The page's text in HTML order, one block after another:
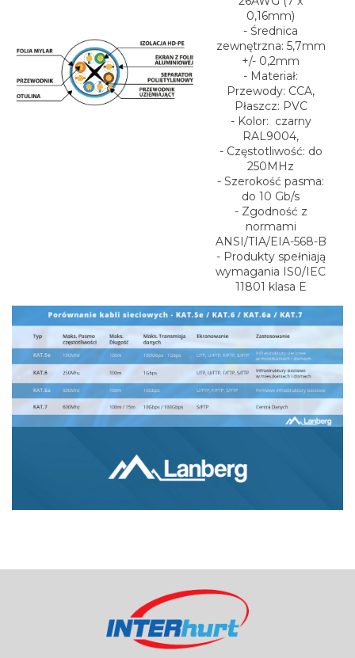
0,16mm)
- Średnica
zewnętrzna: 5,7mm
+/- 0,2mm
- Materiał:
Przewody: CCA,
Płaszcz: PVC
- Kolor: czarny
RAL9004,
- Częstotliwość: do
250MHz
- Szerokość pasma:
do 10 Gb/s
- Zgodność z
normami
ANSI/TIA/EIA-568-B
- Produkty spełniają
wymagania IS0/IEC
11801 klasa E